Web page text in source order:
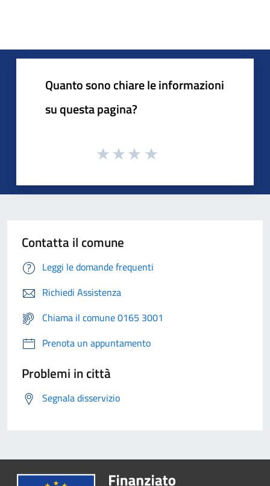
Quanto sono chiare le informazioni
su questa pagina?
Contatta il comune
Leggi le domande frequenti
Richiedi Assistenza
Chiama il comune 0165 3001
Prenota un appuntamento
Problemi in città
Segnala disservizio